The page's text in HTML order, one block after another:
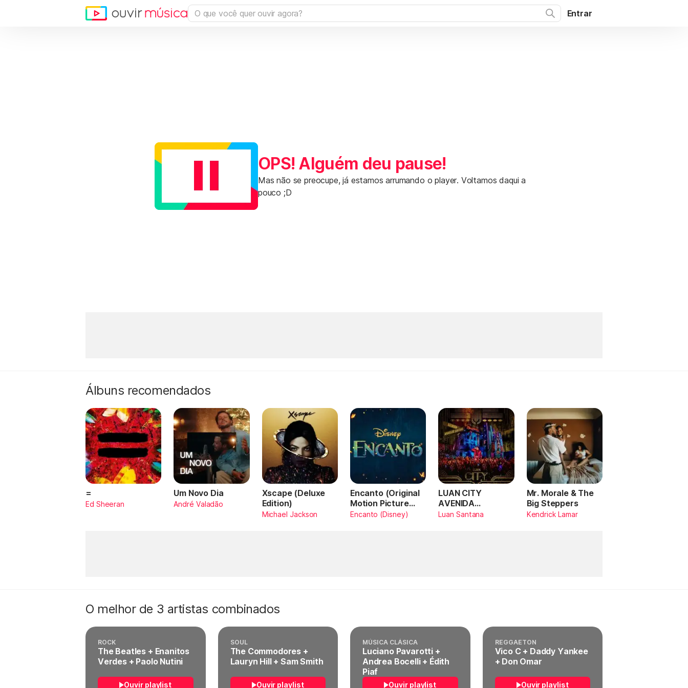
Entrar
OPS! Alguém deu pause!
Mas não se preocupe, já estamos arrumando o player. Voltamos daqui a
pouco ;D
Álbuns recomendados
=
Ed Sheeran
Um Novo Dia
André Valadão
Xscape (Deluxe
Edition)
Michael Jackson
Encanto (Original
Motion Picture
Soundtrack)
Encanto (Disney)
LUAN CITY
AVENIDA
AMARILDO
Luan Santana
Mr. Morale & The
Big Steppers
Kendrick Lamar
O melhor de 3 artistas combinados
ROCK
The Beatles + Enanitos
Verdes + Paolo Nutini
Ouvir playlist
SOUL
The Commodores +
Lauryn Hill + Sam Smith
Ouvir playlist
MÚSICA CLÁSICA
Luciano Pavarotti +
Andrea Bocelli + Édith
Piaf
Ouvir playlist
REGGAETON
Vico C + Daddy Yankee
+ Don Omar
Ouvir playlist